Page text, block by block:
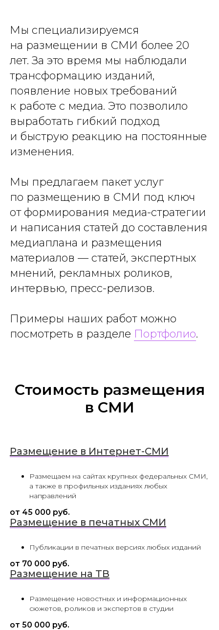
Мы специализируемся
на размещении в СМИ более 20
лет. За это время мы наблюдали
трансформацию изданий,
появление новых требований
к работе с медиа. Это позволило
выработать гибкий подход
и быструю реакцию на постоянные
изменения.
Мы предлагаем пакет услуг
по размещению в СМИ под ключ
от формирования медиа-стратегии
и написания статей до составления
медиаплана и размещения
материалов — статей, экспертных
мнений, рекламных роликов,
интервью, пресс-релизов.
Примеры наших работ можно
посмотреть в разделе Портфолио.
Стоимость размещения
в СМИ
Размещение в Интернет-СМИ
Размещаем на сайтах крупных федеральных СМИ,
а также в профильных изданиях любых
направлений
от 45 000 руб.
Размещение в печатных СМИ
Публикации в печатных версиях любых изданий
от 70 000 руб.
Размещение на ТВ
Размещение новостных и информационных
сюжетов, роликов и экспертов в студии
от 50 000 руб.